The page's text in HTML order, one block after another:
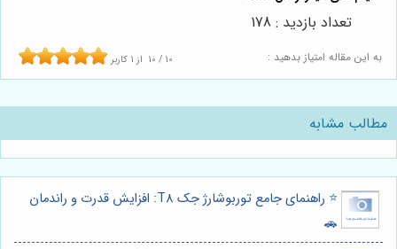
به این مقاله امتیاز بدهید : 10 / 10 از 1 کاربر
تعداد بازدید : 178
مطالب مشابه
⭐️ راهنمای جامع توربوشارژ جک T8: افزایش قدرت و راندمان
🚗